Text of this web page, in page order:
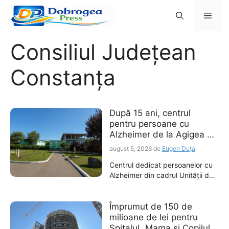
Sari
Consiliul Județean
Constanța
După 15 ani, centrul
pentru persoane cu
Alzheimer de la Agigea a
fost inaugurat. Investiție
lei
august 5, 2026 de Eugen Duță
Centrul dedicat persoanelor cu
Alzheimer din cadrul Unității de
proiect început în urmă cu
aproximativ 15 ani. Noua unitate
dispune de 51 de locuri, iar
Împrumut de 150 de
milioane de lei pentru